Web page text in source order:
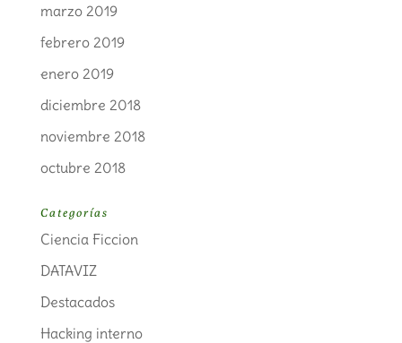
marzo 2019
febrero 2019
enero 2019
diciembre 2018
noviembre 2018
octubre 2018
Categorías
Ciencia Ficcion
DATAVIZ
Destacados
Hacking interno